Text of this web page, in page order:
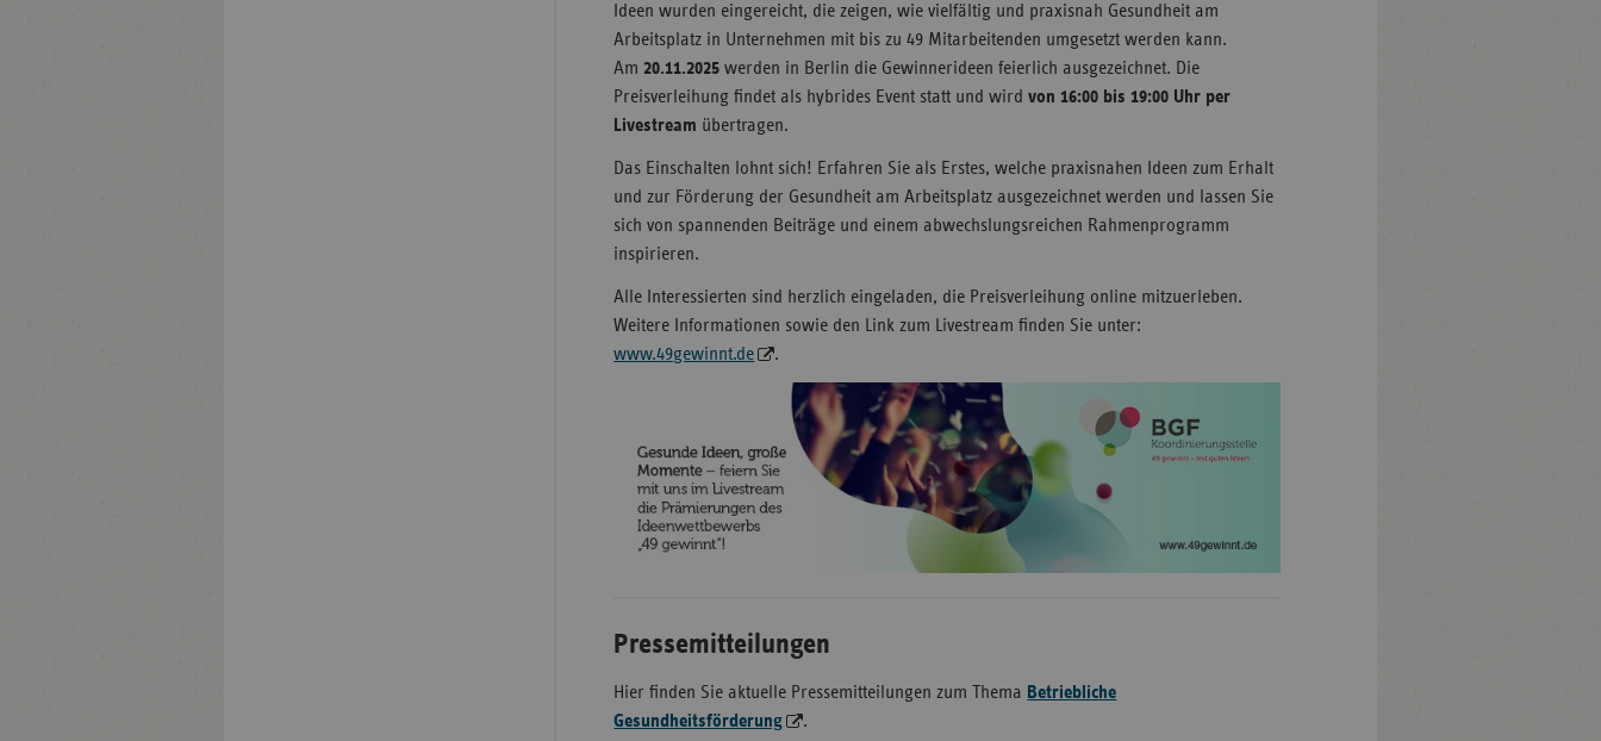
Ideen wurden eingereicht, die zeigen, wie vielfältig und praxisnah Gesundheit am
Arbeitsplatz in Unternehmen mit bis zu 49 Mitarbeitenden umgesetzt werden kann.
Am20.11.2025 werden in Berlin die Gewinnerideen feierlich ausgezeichnet. Die
Preisverleihung findet als hybrides Event statt und wirdvon 16:00 bis 19:00 Uhr per
Livestream übertragen.
Das Einschalten lohnt sich! Erfahren Sie als Erstes, welche praxisnahen Ideen zum Erhalt
und zur Förderung der Gesundheit am Arbeitsplatz ausgezeichnet werden und lassen Sie
sich von spannenden Beiträge und einem abwechslungsreichen Rahmenprogramm
inspirieren.
Alle Interessierten sind herzlich eingeladen, die Preisverleihung online mitzuerleben.
Weitere Informationen sowie den Link zum Livestream finden Sie unter:
www.49gewinnt.de
.
Pressemitteilungen
Hier finden Sie aktuelle Pressemitteilungen zum Thema Betriebliche
Gesundheitsförderung
.